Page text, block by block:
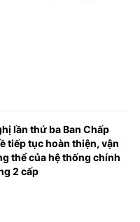
lần thứ ba Ban Chấp
tiếp tục hoàn thiện, vận
thể của hệ thống chính
2 cấp